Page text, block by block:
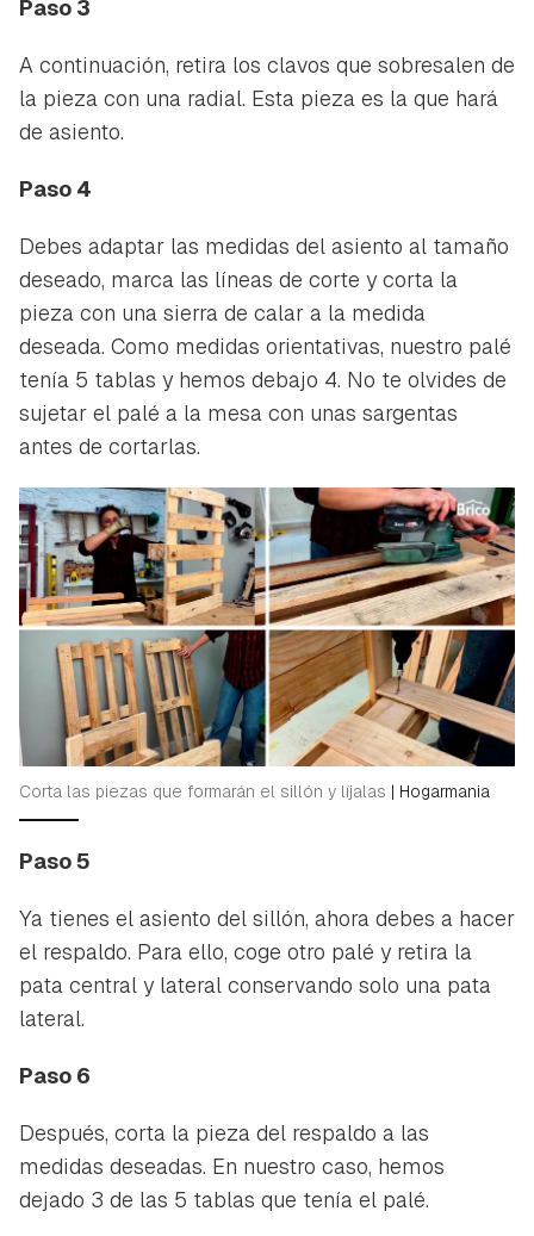
Paso 3
A continuación, retira los clavos que sobresalen de
la pieza con una radial. Esta pieza es la que hará
de asiento.
Paso 4
Debes adaptar las medidas del asiento al tamaño
deseado, marca las líneas de corte y corta la
pieza con una sierra de calar a la medida
deseada. Como medidas orientativas, nuestro palé
tenía 5 tablas y hemos debajo 4. No te olvides de
sujetar el palé a la mesa con unas sargentas
antes de cortarlas.
Corta las piezas que formarán el sillón y líjalas | Hogarmania
Paso 5
Ya tienes el asiento del sillón, ahora debes a hacer
el respaldo. Para ello, coge otro palé y retira la
pata central y lateral conservando solo una pata
lateral.
Paso 6
Después, corta la pieza del respaldo a las
medidas deseadas. En nuestro caso, hemos
dejado 3 de las 5 tablas que tenía el palé.